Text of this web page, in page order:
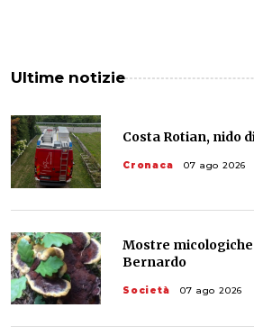
Ultime notizie
Costa Rotian, nido
Cronaca 07 ago 2026
Mostre micologiche
Bernardo
Società 07 ago 2026